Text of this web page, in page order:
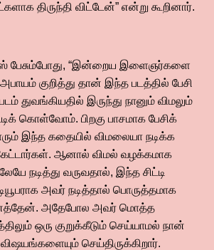
திருந்தி விட்டேன்” என்று கூறினார்.
பேசும்போது, “இன்றைய இளைஞர்களை
அபாயம் குறித்து தான் இந்த படத்தில் பேசி
துவங்கியதில் இருந்து நானும் விமலும்
கொள்வோம். பிறகு பாசமாக பேசிக்
இந்த கதையில் விமலையா நடிக்க
ஆனால் விமல் வழக்கமாக
நடித்து வருவதால், இந்த சிட்டி
அவர் நடித்தால் பொருத்தமாக
அதேபோல அவர் மொத்த
ஒரு குறுக்கீடும் செய்யாமல் நான்
செய்திருக்கிறார்.